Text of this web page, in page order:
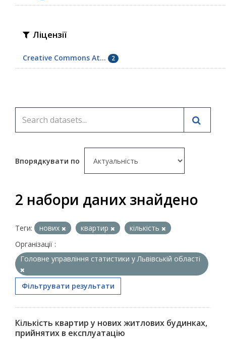
Ліцензії
Creative Commons At... 2
Впорядкувати по
2 набори даних знайдено
Теги: нових квартир
кількість
Організації :
Головне управління статистики у Львівській області
Фільтрувати результати
Кількість квартир у нових житлових будинках,
прийнятих в експлуатацію